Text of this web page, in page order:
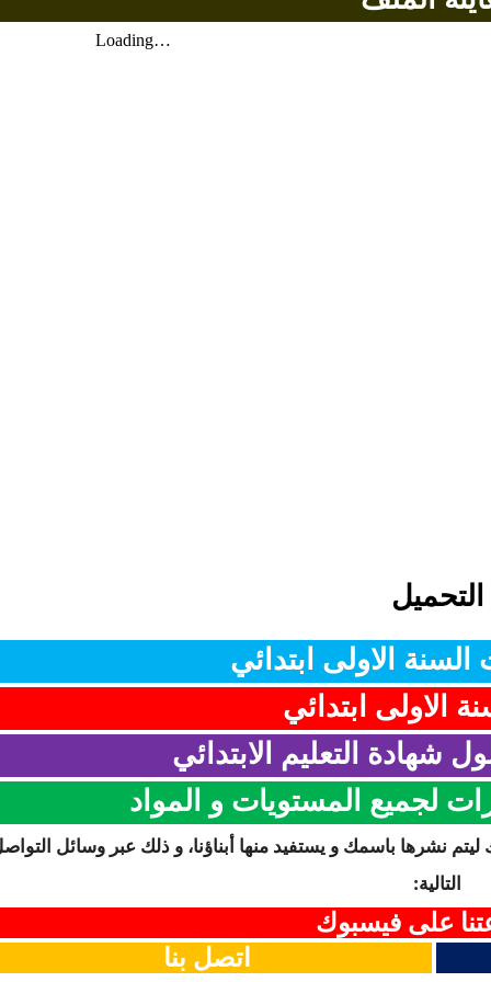
التحميل
الاولى ابتدائي
الاولى ابتدائي
شهادة التعليم الابتدائي
لجميع المستويات و المواد
نشرها باسمك و يستفيد منها أبناؤنا، و ذلك عبر وسائل
التالية:
على فيسبوك
اتصل بنا